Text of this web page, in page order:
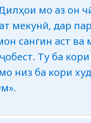
мо аз он
мекунӣ, дар
сангин аст ва
Ту ба
низ ба кори худ